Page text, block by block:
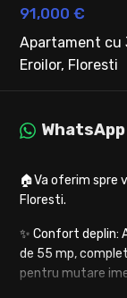
91,000 €
Apartament cu
Eroilor, Floresti
WhatsApp
🏠Va oferim spre
Floresti.
✨ Confort
de 55 mp,
pentru mutare